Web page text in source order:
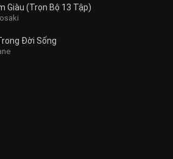
Giàu (Trọn Bộ 13 Tập)
Đời Sống